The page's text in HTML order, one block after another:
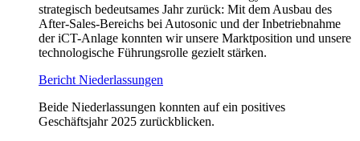
strategisch bedeutsames Jahr zurück: Mit dem Ausbau des
After-Sales-Bereichs bei Autosonic und der Inbetriebnahme
der iCT-Anlage konnten wir unsere Marktposition und unsere
technologische Führungsrolle gezielt stärken.
Bericht Niederlassungen
Beide Niederlassungen konnten auf ein positives
Geschäftsjahr 2025 zurückblicken.